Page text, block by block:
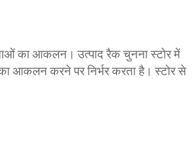
का आकलन। उत्पाद रैक चुनना स्टोर में
आकलन करने पर निर्भर करता है। स्टोर से
में...